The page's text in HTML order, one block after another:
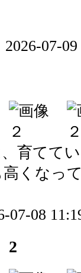
07-
育てて
くなっ
07-08
2